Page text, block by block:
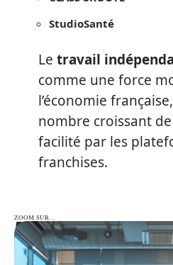
StudioSanté
Le travail
comme une force
l’économie
nombre croissant
facilité par les
franchises.
ZOOM
ZOOM SUR…